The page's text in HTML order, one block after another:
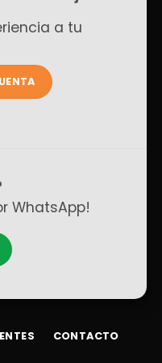
a tu
WhatsApp!
CONTACTO